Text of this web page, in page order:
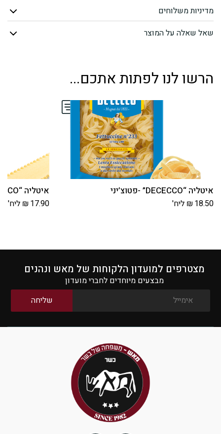
"DECECCO"
-
מדיניות משלוחים
שאל שאלה על המוצר
הרשו לנו לפתות אתכם...
איטליה “DECECCO” -פטוצ’יני
₪ 18.50 ליח'
איטליה “DECECCO” – דפי לזניה
₪ 17.90 ליח'
מצטרפים למועדון הלקוחות של מאש ונהנים
מבצעים מיוחדים לחברי מועדון